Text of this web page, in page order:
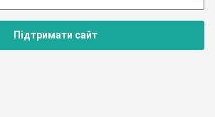
Підтримати сайт